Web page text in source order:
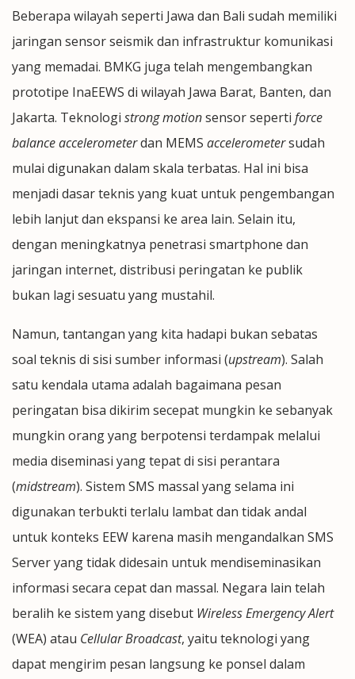
Beberapa wilayah seperti Jawa dan Bali sudah memiliki
jaringan sensor seismik dan infrastruktur komunikasi
yang memadai. BMKG juga telah mengembangkan
prototipe InaEEWS di wilayah Jawa Barat, Banten, dan
Jakarta. Teknologi strong motionsensor seperti force
balance accelerometerdan MEMS accelerometersudah
mulai digunakan dalam skala terbatas. Hal ini bisa
menjadi dasar teknis yang kuat untuk pengembangan
lebih lanjut dan ekspansi ke area lain. Selain itu,
dengan meningkatnya penetrasi smartphone dan
jaringan internet, distribusi peringatan ke publik
bukan lagi sesuatu yang mustahil.
Namun, tantangan yang kita hadapi bukan sebatas
soal teknis di sisi sumber informasi (upstream). Salah
satu kendala utama adalah bagaimana pesan
peringatan bisa dikirim secepat mungkin ke sebanyak
mungkin orang yang berpotensi terdampak melalui
media diseminasi yang tepat di sisi perantara
(midstream). Sistem SMS massal yang selama ini
digunakan terbukti terlalu lambat dan tidak andal
untuk konteks EEW karena masih mengandalkan SMS
Server yang tidak didesain untuk mendiseminasikan
informasi secara cepat dan massal. Negara lain telah
beralih ke sistem yang disebut Wireless Emergency Alert
(WEA) atau Cellular Broadcast, yaitu teknologi yang
dapat mengirim pesan langsung ke ponsel dalam